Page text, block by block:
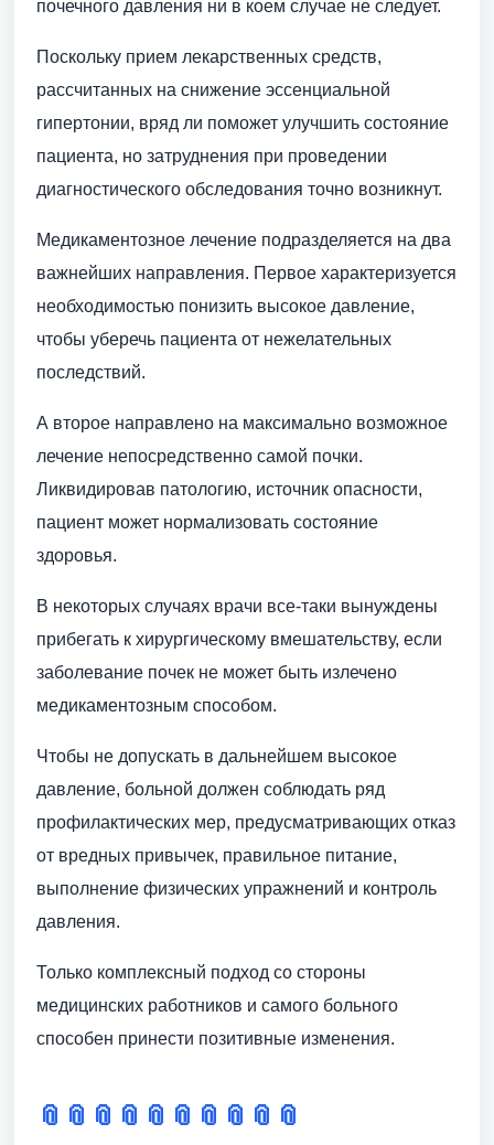
почечного давления ни в коем случае не следует.
Поскольку прием лекарственных средств,
рассчитанных на снижение эссенциальной
гипертонии, вряд ли поможет улучшить состояние
пациента, но затруднения при проведении
диагностического обследования точно возникнут.
Медикаментозное лечение подразделяется на два
важнейших направления. Первое характеризуется
необходимостью понизить высокое давление,
чтобы уберечь пациента от нежелательных
последствий.
А второе направлено на максимально возможное
лечение непосредственно самой почки.
Ликвидировав патологию, источник опасности,
пациент может нормализовать состояние
здоровья.
В некоторых случаях врачи все-таки вынуждены
прибегать к хирургическому вмешательству, если
заболевание почек не может быть излечено
медикаментозным способом.
Чтобы не допускать в дальнейшем высокое
давление, больной должен соблюдать ряд
профилактических мер, предусматривающих отказ
от вредных привычек, правильное питание,
выполнение физических упражнений и контроль
давления.
Только комплексный подход со стороны
медицинских работников и самого больного
способен принести позитивные изменения.
📎 📎 📎 📎 📎 📎 📎 📎 📎 📎